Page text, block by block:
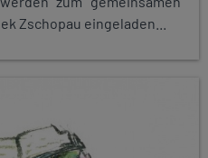
Zschopau eingeladen...